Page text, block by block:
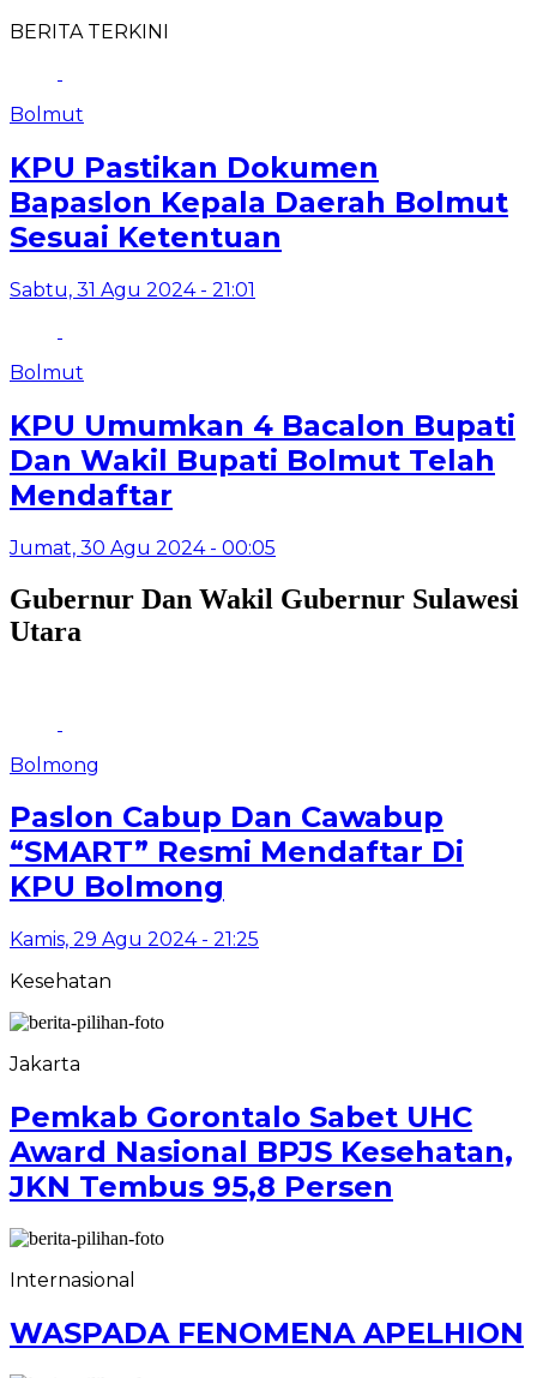
BERITA TERKINI
Bolmut
KPU Pastikan Dokumen
Bapaslon Kepala Daerah Bolmut
Sesuai Ketentuan
Sabtu, 31 Agu 2024 - 21:01
Bolmut
KPU Umumkan 4 Bacalon Bupati
Dan Wakil Bupati Bolmut Telah
Mendaftar
Jumat, 30 Agu 2024 - 00:05
Gubernur Dan Wakil Gubernur Sulawesi
Utara
Bolmong
Paslon Cabup Dan Cawabup
“SMART” Resmi Mendaftar Di
KPU Bolmong
Kamis, 29 Agu 2024 - 21:25
Kesehatan
Jakarta
Pemkab Gorontalo Sabet UHC
Award Nasional BPJS Kesehatan,
JKN Tembus 95,8 Persen
Internasional
WASPADA FENOMENA APELHION